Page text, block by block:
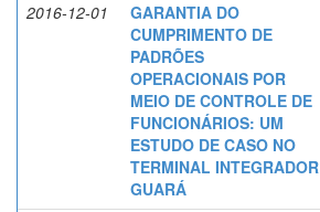
2016-12-01
GARANTIA DO
CUMPRIMENTO DE
PADRÕES
OPERACIONAIS POR
MEIO DE CONTROLE DE
FUNCIONÁRIOS: UM
ESTUDO DE CASO NO
TERMINAL INTEGRADOR
GUARÁ